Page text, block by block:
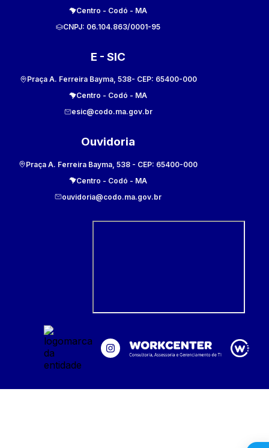
Centro - Codó - MA
CNPJ: 06.104.863/0001-95
E - SIC
Praça A. Ferreira Bayma, 538- CEP: 65400-000
Centro - Codó - MA
esic@codo.ma.gov.br
Ouvidoria
Praça A. Ferreira Bayma, 538 - CEP: 65400-000
Centro - Codó - MA
ouvidoria@codo.ma.gov.br